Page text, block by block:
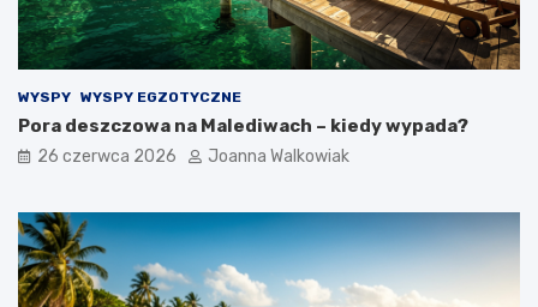
WYSPY WYSPY EGZOTYCZNE
Pora deszczowa na Malediwach – kiedy wypada?
26 czerwca 2026 Joanna Walkowiak